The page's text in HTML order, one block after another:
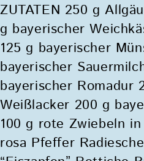
ZUTATEN 250 g
g bayerischer
125 g bayerischer
bayerischer
bayerischer Romadur
Weißlacker 200 g
100 g rote Zwiebeln
rosa Pfeffer